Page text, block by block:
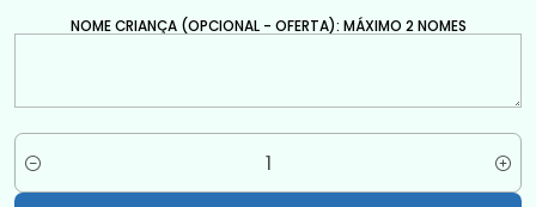
NOME CRIANÇA (OPCIONAL - OFERTA): MÁXIMO 2 NOMES
Quantité